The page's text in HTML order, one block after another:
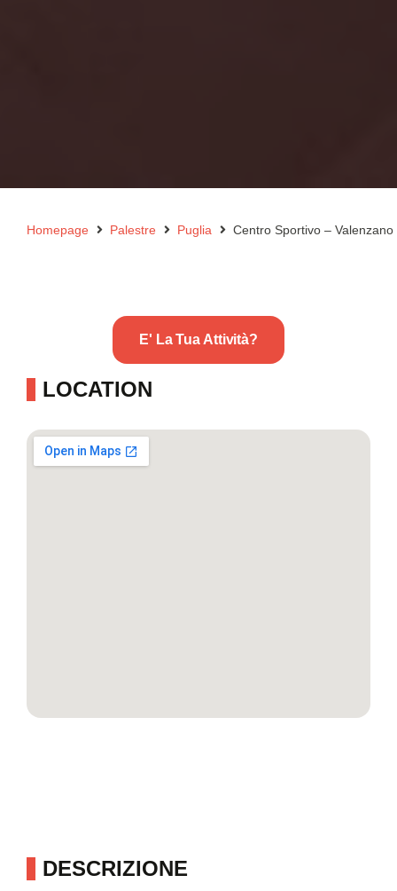
Homepage Palestre Puglia Centro Sportivo – Valenzano
DESCRIZIONE
E' La Tua Attività?
LOCATION